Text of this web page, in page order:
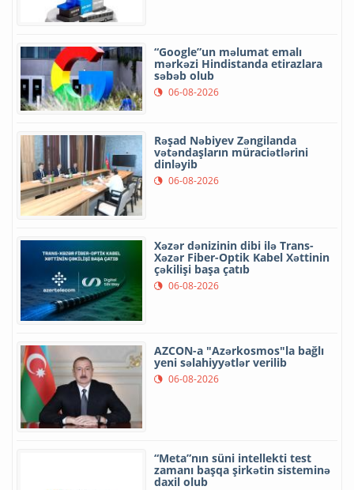
“Google”un məlumat emalı
mərkəzi Hindistanda etirazlara
səbəb olub
06-08-2026
Rəşad Nəbiyev Zəngilanda
vətəndaşların müraciətlərini
dinləyib
06-08-2026
Xəzər dənizinin dibi ilə Trans-
Xəzər Fiber-Optik Kabel Xəttinin
çəkilişi başa çatıb
06-08-2026
AZCON-a "Azərkosmos"la bağlı
yeni səlahiyyətlər verilib
06-08-2026
“Meta”nın süni intellekti test
zamanı başqa şirkətin sisteminə
daxil olub